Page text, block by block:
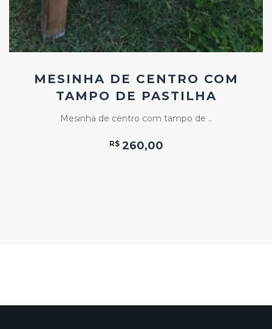
MESINHA DE CENTRO COM
TAMPO DE PASTILHA
Mesinha de centro com tampo de ..
R$ 260,00